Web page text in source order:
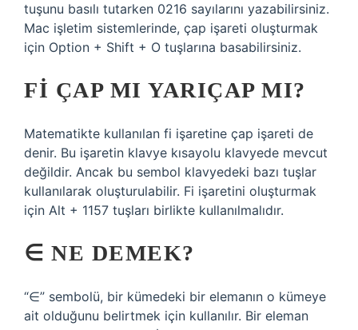
tuşunu basılı tutarken 0216 sayılarını yazabilirsiniz.
Mac işletim sistemlerinde, çap işareti oluşturmak
için Option + Shift + O tuşlarına basabilirsiniz.
FI ÇAP MI YARIÇAP MI?
Matematikte kullanılan fi işaretine çap işareti de
denir. Bu işaretin klavye kısayolu klavyede mevcut
değildir. Ancak bu sembol klavyedeki bazı tuşlar
kullanılarak oluşturulabilir. Fi işaretini oluşturmak
için Alt + 1157 tuşları birlikte kullanılmalıdır.
∈ NE DEMEK?
“∈” sembolü, bir kümedeki bir elemanın o kümeye
ait olduğunu belirtmek için kullanılır. Bir eleman